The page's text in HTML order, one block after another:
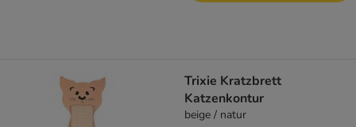
Trixie Kratzbrett
Katzenkontur
beige / natur